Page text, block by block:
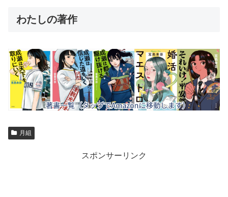
わたしの著作
月組
スポンサーリンク